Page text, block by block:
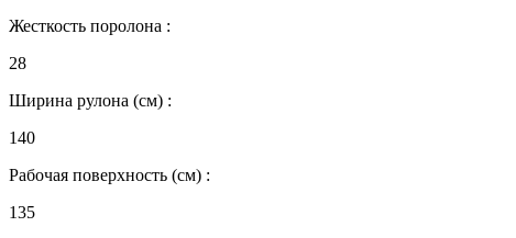
Жесткость поролона :
28
Ширина рулона (см) :
140
Рабочая поверхность (см) :
135